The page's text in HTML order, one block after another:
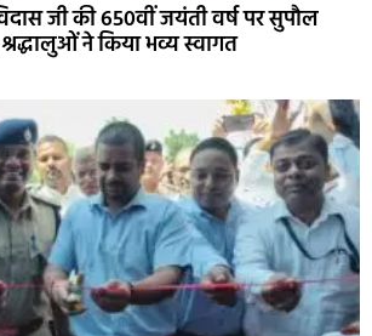
जी की 650वीं जयंती वर्ष पर सुपौल
ने किया भव्य स्वागत